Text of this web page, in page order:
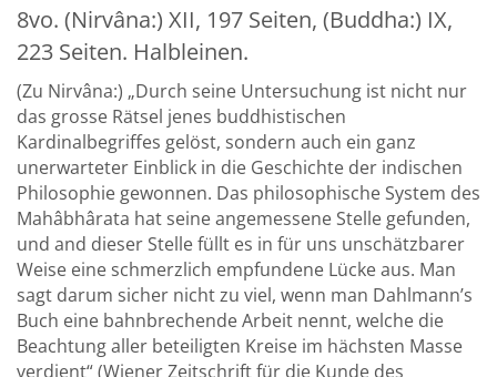
Newsletter
8vo. (Nirvâna:) XII, 197 Seiten, (Buddha:) IX,
223 Seiten. Halbleinen.
(Zu Nirvâna:) „Durch seine Untersuchung ist nicht nur
das grosse Rätsel jenes buddhistischen
Kardinalbegriffes gelöst, sondern auch ein ganz
unerwarteter Einblick in die Geschichte der indischen
Philosophie gewonnen. Das philosophische System des
Mahâbhârata hat seine angemessene Stelle gefunden,
und and dieser Stelle füllt es in für uns unschätzbarer
Weise eine schmerzlich empfundene Lücke aus. Man
sagt darum sicher nicht zu viel, wenn man Dahlmann’s
Buch eine bahnbrechende Arbeit nennt, welche die
Beachtung aller beteiligten Kreise im hächsten Masse
verdient“ (Wiener Zeitschrift für die Kunde des